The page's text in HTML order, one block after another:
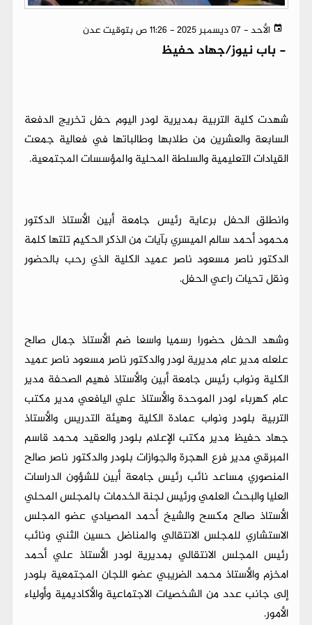
الأحد - 07 ديسمبر 2025 - 11:26 ص بتوقيت عدن
- باب نيوز/جهاد حفيظ
شهدت كلية التربية بمديرية لودر اليوم حفل تخريج الدفعة
السابعة والعشرين من طلابها وطالباتها في فعالية جمعت
القيادات التعليمية والسلطة المحلية والمؤسسات المجتمعية.
وانطلق الحفل برعاية رئيس جامعة أبين الأستاذ الدكتور
محمود أحمد سالم الميسري بآيات من الذكر الحكيم تلتها كلمة
الدكتور ناصر مسعود ناصر عميد الكلية الذي رحب بالحضور
ونقل تحيات راعي الحفل.
وشهد الحفل حضورا رسميا واسعا ضم الأستاذ جمال صالح
علعله مدير عام مديرية لودر والدكتور ناصر مسعود ناصر عميد
الكلية ونواب رئيس جامعة أبين والأستاذ فهيم الصحفة مدير
عام كهرباء لودر الموحدة والأستاذ علي اليافعي مدير مكتب
التربية بلودر ونواب عمادة الكلية وهيئة التدريس والأستاذ
جهاد حفيظ مدير مكتب الإعلام بلودر والعقيد محمد قاسم
المبرقي مدير فرع الهجرة والجوازات بلودر والدكتور ناصر صالح
المنصوري مساعد نائب رئيس جامعة أبين للشؤون الدراسات
العليا والبحث العلمي ورئيس لجنة الخدمات بالمجلس المحلي
الأستاذ صالح مكسح والشيخ أحمد المصيادي عضو المجلس
الاستشاري للمجلس الانتقالي والمناضل حسين الثني ونائب
رئيس المجلس الانتقالي بمديرية لودر الأستاذ علي أحمد
امخزم والأستاذ محمد الضريبي عضو اللجان المجتمعية بلودر
إلى جانب عدد من الشخصيات الاجتماعية والأكاديمية وأولياء
الأمور.